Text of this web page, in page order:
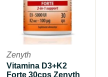
Zenyth
Vitamina D3+K2
Forte 30cps Zenyth